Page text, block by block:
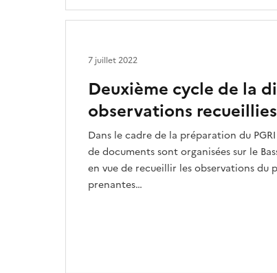
Deuxième cycle de la
observations recueillies
Dans le cadre de la préparation du
de documents sont organisées sur le
en vue de recueillir les observations du
prenantes…
7 juillet 2022